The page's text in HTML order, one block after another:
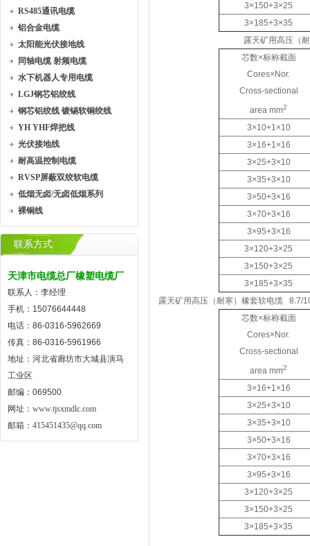
RS485通讯电缆
铝合金电缆
太阳能光伏接地线
同轴电缆 射频电缆
水下机器人专用电缆
LGJ钢芯铝绞线
钢芯铝绞线 镀锡软铜绞线
YH YHF焊把线
光伏接地线
耐高温控制电缆
RVSP屏蔽双绞软电缆
低烟无卤/无卤低烟系列
裸铜线
联系方式
天津市电缆总厂橡塑电缆厂
联系人：李经理
手机：15076644448
电话：86-0316-5962669
传真：86-0316-5961966
地址：河北省廊坊市大城县演马
工业区
邮编：069500
网址： www.tjsxmdlc.com
邮箱： 415451435@qq.com
3×150+3×25
3×185+3×35
露天矿用高压（耐寒）橡
芯数×标称截面
Cores×Nor.
Cross-sectional
area mm2
3×10+1×10
3×16+1×16
3×25+3×10
3×35+3×10
3×50+3×16
3×70+3×16
3×95+3×16
3×120+3×25
3×150+3×25
3×185+3×35
露天矿用高压（耐寒）橡套软电缆 8.7/
芯数×标称截面
Cores×Nor.
Cross-sectional
area mm2
3×16+1×16
3×25+3×10
3×35+3×10
3×50+3×16
3×70+3×16
3×95+3×16
3×120+3×25
3×150+3×25
3×185+3×35